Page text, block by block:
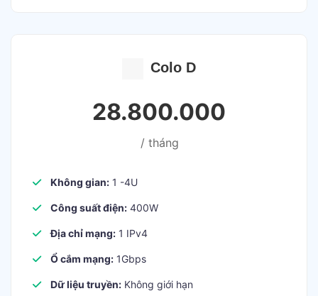
Colo D
28.800.000
/ tháng
Không gian: 1 -4U
Công suất điện: 400W
Địa chỉ mạng: 1 IPv4
Ổ cắm mạng: 1Gbps
Dữ liệu truyền: Không giới hạn